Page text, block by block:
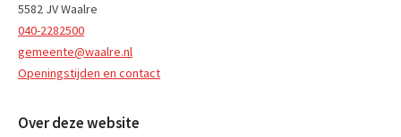
5582 JV Waalre
040-2282500
gemeente@waalre.nl
Openingstijden en contact
Over deze website